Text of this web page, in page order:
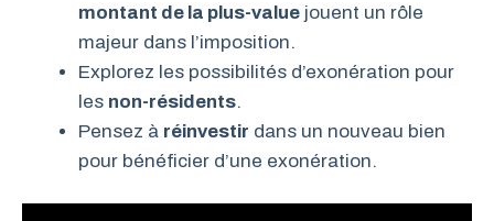
montant de la plus-value jouent un rôle
majeur dans l’imposition.
Explorez les possibilités d’exonération pour
les non-résidents.
Pensez à réinvestir dans un nouveau bien
pour bénéficier d’une exonération.